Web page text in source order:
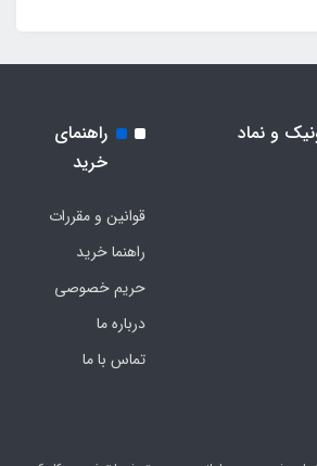
و نماد
راهنمای
خرید
قوانین و مقررات
راهنما خرید
حریم خصوصی
درباره ما
تماس با ما